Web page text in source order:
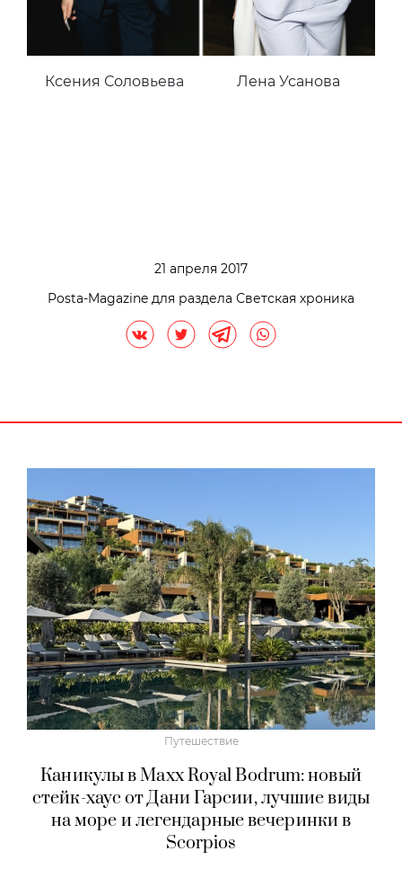
Ксения Соловьева Лена Усанова
21 апреля 2017
Posta-Magazine для раздела Светская хроника
Путешествие
Каникулы в Maxx Royal Bodrum: новый
стейк-хаус от Дани Гарсии, лучшие виды
на море и легендарные вечеринки в
Scorpios